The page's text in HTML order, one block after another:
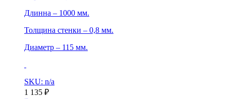
Длинна – 1000 мм.
Толщина стенки – 0,8 мм.
Диаметр – 115 мм.
SKU: n/a
1 135 ₽